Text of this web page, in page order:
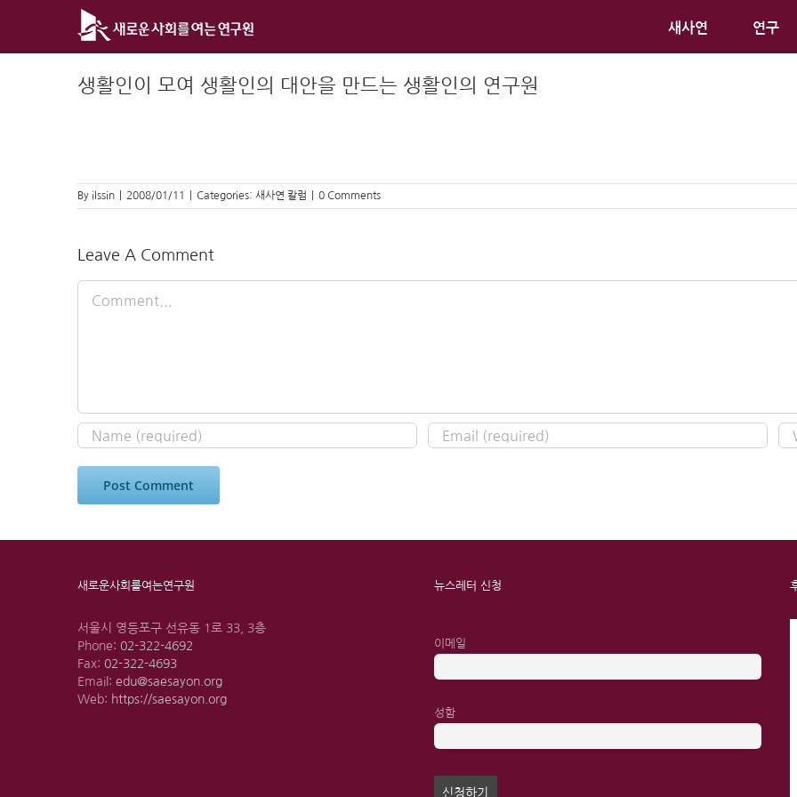
새사연 연구
생활인이 모여 생활인의 대안을 만드는 생활인의 연구원
By ilssin 2008/01/11 Categories: 새사연 칼럼 0 Comments
Leave A Comment
새로운사회를여는연구원
서울시 영등포구 선유동 1로 33, 3층
Phone: 02-322-4692
Fax: 02-322-4693
Email: edu@saesayon.org
Web: https://saesayon.org
뉴스레터 신청
이메일
성함